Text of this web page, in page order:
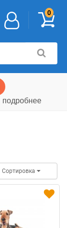
0
подробнее
Сортировка